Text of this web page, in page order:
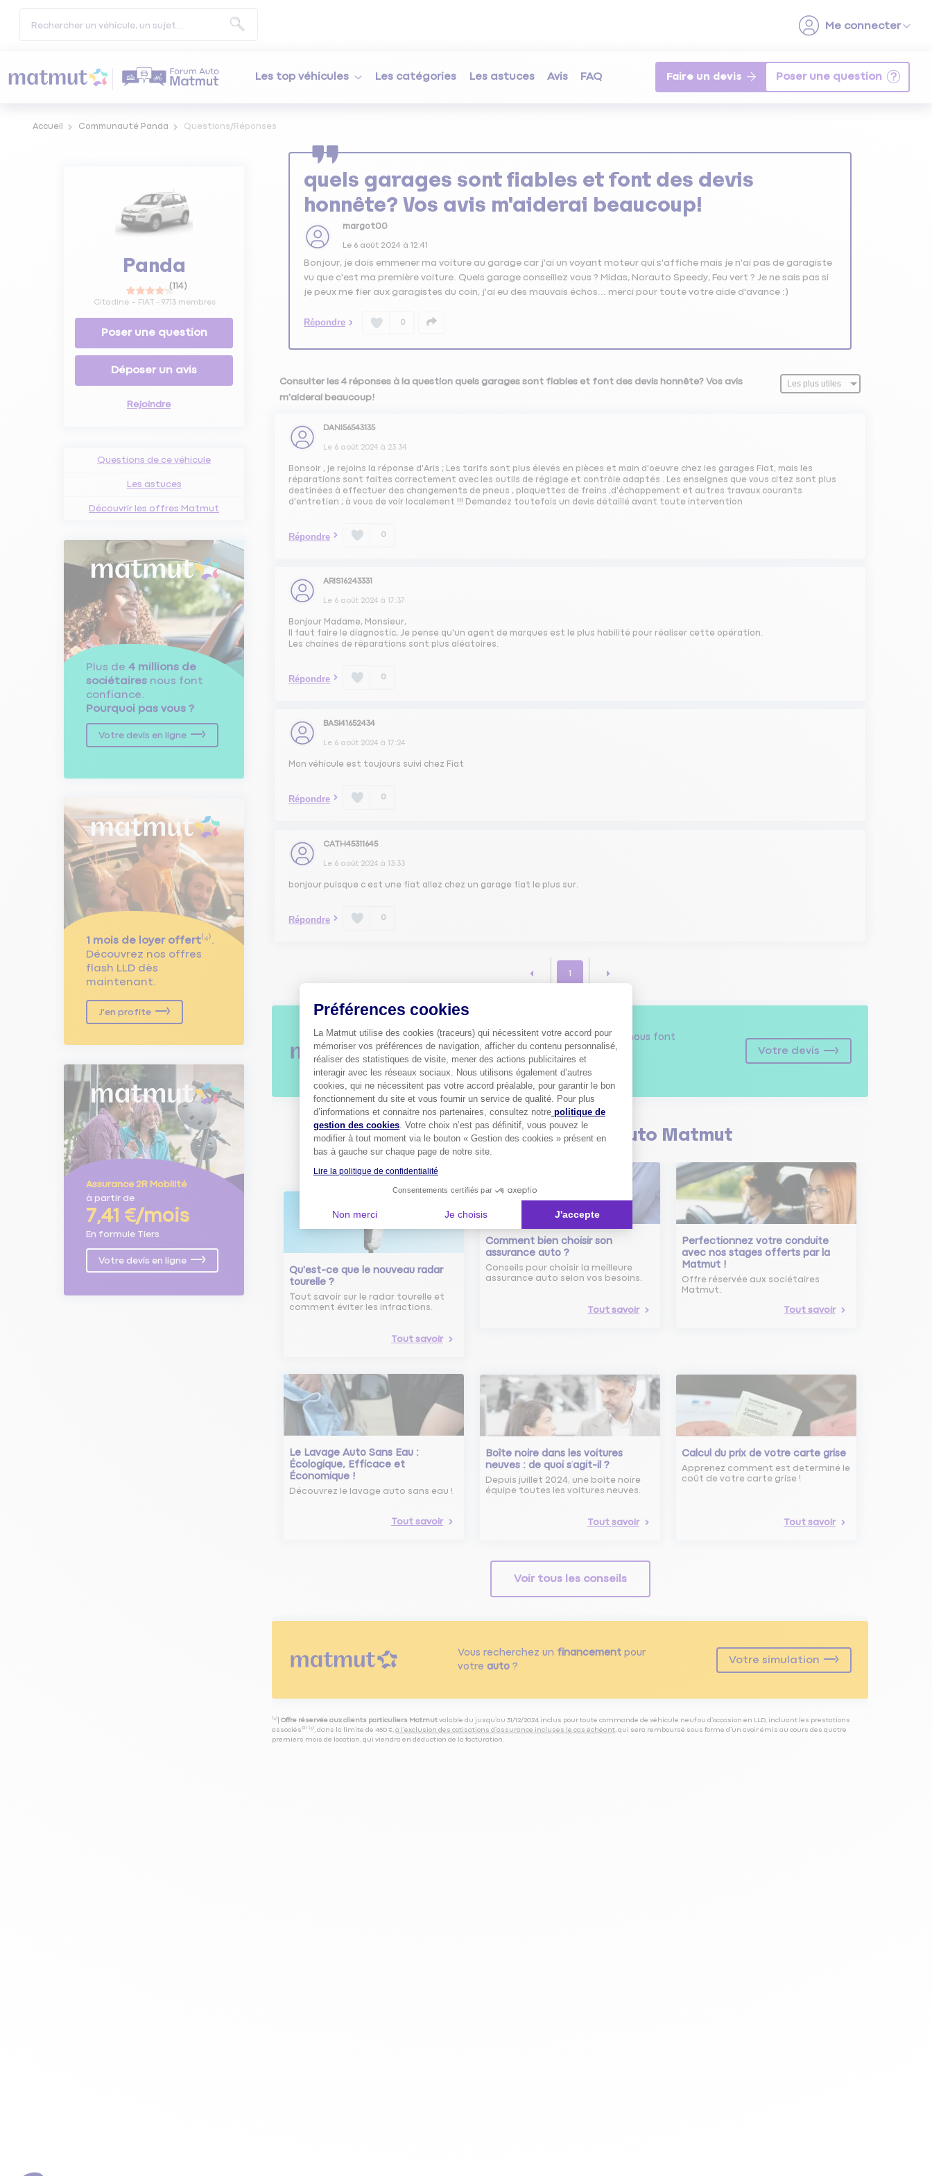
Les top véhicules Les catégories Les astuces Avis FAQ Faire un devis
Accueil Communauté Panda Questions/Réponses
Panda
(114)
Citadine FIAT - 9713 membres
Poser une question
Déposer un avis
Rejoindre
Questions de ce véhicule
Les astuces
Découvrir les offres Matmut
Plus de 4 millions de
sociétaires nous font
confiance.
Pourquoi pas vous ?
Votre devis en ligne
1 mois de loyer offert⁽⁴⁾.
Découvrez nos offres
flash LLD dès
maintenant.
J'en profite
Assurance 2R Mobilité
à partir de
7,41 €/mois
En formule Tiers
Votre devis en ligne
quels garages sont fiables et font des devis
honnête? Vos avis m'aiderai beaucoup!
margot00
Le 6 août 2024à 12:41
Bonjour, je dois emmener ma voiture au garage car j'ai un voyant moteur qui s'affiche mais je n'ai pas de garagiste
vu que c'est ma première voiture. Quels garage conseillez vous ? Midas, Norauto Speedy, Feu vert ? Je ne sais pas si
Répondre 0
Consulter les 4 réponses à la question quels garages sont fiables et font des devis honnête? Vos avis
m'aiderai beaucoup!
DANI56543135
Le 6 août 2024 à 23:34
Bonsoir , je rejoins la réponse d'Aris ; Les tarifs sont plus élevés en pièces et main d'oeuvre chez les garages Fiat, mais les
réparations sont faites correctement avec les outils de réglage et contrôle adaptés . Les enseignes que vous citez sont plus
destinées à effectuer des changements de pneus , plaquettes de freins ,d'échappement et autres travaux courants
d'entretien ; à vous de voir localement !!! Demandez toutefois un devis détaillé avant toute intervention
Répondre 0
ARIS16243331
Le 6 août 2024 à 17:37
Bonjour Madame, Monsieur,
Il faut faire le diagnostic, Je pense qu'un agent de marques est le plus habilité pour réaliser cette opération.
Les chaines de réparations sont plus aléatoires.
Répondre 0
BASI41652434
Le 6 août 2024 à 17:24
Mon véhicule est toujours suivi chez Fiat
Répondre 0
CATH45311645
Le 6 août 2024 à 13:33
bonjour puisque c est une fiat allez chez un garage fiat le plus sur.
Répondre 0
1
Plus de4 millions de sociétaires
nous font
confiance.
Pourquoi pas vous ?
Votre devis
Découvrez lesconseils Auto Matmut
Qu'est-ce que le nouveau radar
tourelle ?
Tout savoir sur le radar tourelle et
comment éviter les infractions.
Tout savoir
Comment bien choisir son
assurance auto ?
Conseils pour choisir la meilleure
assurance auto selon vos besoins.
Tout savoir
Perfectionnez votre conduite
avec nos stages offerts par la
Matmut !
Offre réservée aux sociétaires
Matmut.
Tout savoir
Le Lavage Auto Sans Eau :
Écologique, Efficace et
Économique !
Découvrez le lavage auto sans eau !
Tout savoir
Boîte noire dans les voitures
neuves : de quoi s’agit-il ?
Depuis juillet 2024, une boîte noire
équipe toutes les voitures neuves.
Tout savoir
Calcul du prix de votre carte grise
Apprenez comment est determiné le
coût de votre carte grise !
Tout savoir
Voir tous les conseils
Vous recherchez un financementpour
votre auto?
Votre simulation
⁽⁴⁾| Offre réservée aux clients particuliers Matmut valable du jusqu’au 31/12/2024 inclus pour toute commande de véhicule neuf ou d’occasion en LLD, incluant les prestations
associés⁽³⁾ ⁽⁵⁾, dans la limite de 450 €, à l’exclusion des cotisations d’assurance incluses le cas échéant, qui sera remboursé sous forme d’un avoir émis au cours des quatre
premiers mois de location, qui viendra en déduction de la facturation.
Préférences cookies
La Matmut utilise des cookies (traceurs) qui nécessitent votre accord pour
mémoriser vos préférences de navigation, afficher du contenu personnalisé,
réaliser des statistiques de visite, mener des actions publicitaires et
interagir avec les réseaux sociaux. Nous utilisons également d’autres
cookies, qui ne nécessitent pas votre accord préalable, pour garantir le bon
fonctionnement du site et vous fournir un service de qualité. Pour plus
d’informations et connaitre nos partenaires, consultez notre politique de
gestion des cookies . Votre choix n’est pas définitif, vous pouvez le
modifier à tout moment via le bouton « Gestion des cookies » présent en
bas à gauche sur chaque page de notre site.
Lire la politique de confidentialité
Consentements certifiés par
Non merci Je choisis J'accepte
Axeptio consent